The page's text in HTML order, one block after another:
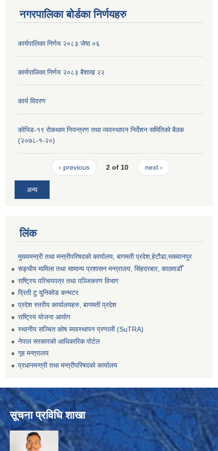
नगरपालिका बोर्डका निर्णयहरु
कार्यपालिका निर्णय २०८३ जेष्ठ ०६
कार्यपालिका निर्णय २०८३ बैशाख २२
कार्य विवरण
कोभिड-१९ रोकथाम नियन्त्रण तथा व्यवस्थापन निर्देशन समितिको बैठक
(२०७८-१-२०)
‹ previous 2 of 10 next ›
अन्य
लिंक
मुख्यमन्त्री तथा मन्त्रीपरिषदको कार्यालय, बागमती प्रदेश,हेटाैडा,मकवानपुर
सङ्‍घीय मामिला तथा सामान्य प्रशासन मन्त्रालय, सिंहदरबार, काठमाडौँ
राष्ट्रिय परिचयपत्र तथा पञ्जिकरण विभाग
प्रिती टु यूनिकोड कन्भटर
प्रदेश स्तरीय कार्यालयहरु, बागमती प्रदेश
राष्ट्रिय योजना आयोग
स्थानीय सञ्चित कोष ब्यवस्थापन प्रणाली (SuTRA)
नेपाल सरकारको आधिकारिक पोर्टल
गृह मन्त्रालय
प्रधानमन्त्री तथा मन्त्रीपरिषदको कार्यालय
सूचना प्रविधि शाखा